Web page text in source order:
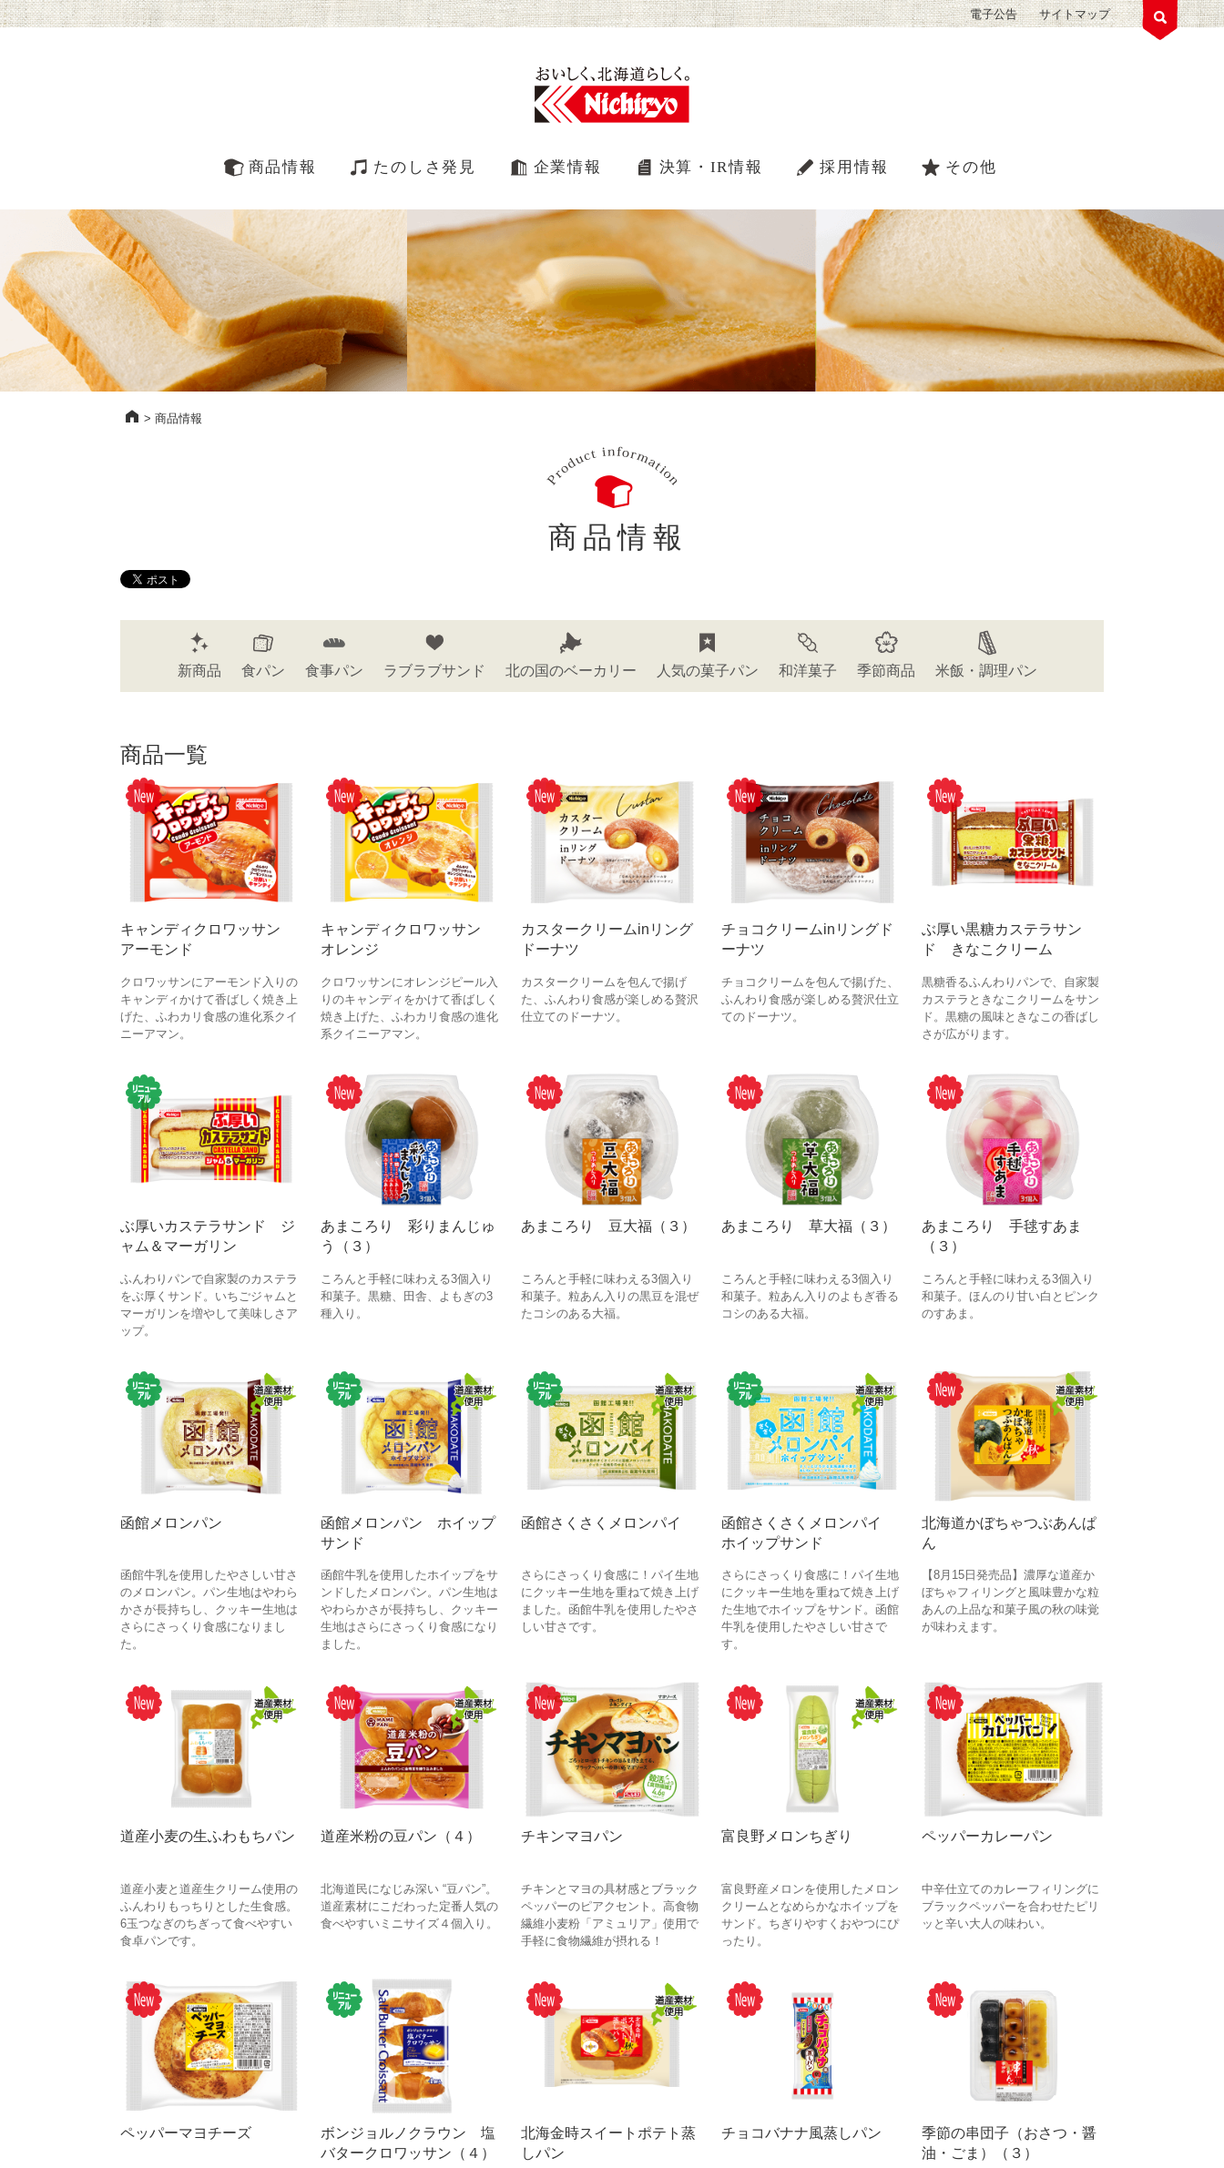
商品情報 たのしさ発見 企業情報 決算・IR情報 採用情報 その他
電子公告 サイトマップ
> 商品情報
商品情報
新商品 食パン 食事パン ラブラブサンド 北の国のベーカリー 人気の菓子パン 和洋菓子 季節商品 米飯・調理パン
商品一覧
キャンディクロワッサン
アーモンド
クロワッサンにアーモンド入りの
キャンディかけて香ばしく焼き上
げた、ふわカリ食感の進化系クイ
ニーアマン。
キャンディクロワッサン
オレンジ
クロワッサンにオレンジピール入
りのキャンディをかけて香ばしく
焼き上げた、ふわカリ食感の進化
系クイニーアマン。
カスタークリームinリング
ドーナツ
カスタークリームを包んで揚げ
た、ふんわり食感が楽しめる贅沢
仕立てのドーナツ。
チョコクリームinリングド
ーナツ
チョコクリームを包んで揚げた、
ふんわり食感が楽しめる贅沢仕立
てのドーナツ。
ぶ厚い黒糖カステラサン
ド きなこクリーム
黒糖香るふんわりパンで、自家製
カステラときなこクリームをサン
ド。黒糖の風味ときなこの香ばし
さが広がります。
ぶ厚いカステラサンド ジ
ャム＆マーガリン
ふんわりパンで自家製のカステラ
をぶ厚くサンド。いちごジャムと
マーガリンを増やして美味しさア
ップ。
あまころり 彩りまんじゅ
う（３）
ころんと手軽に味わえる3個入り
和菓子。黒糖、田舎、よもぎの3
種入り。
あまころり 豆大福（３）
ころんと手軽に味わえる3個入り
和菓子。粒あん入りの黒豆を混ぜ
たコシのある大福。
あまころり 草大福（３）
ころんと手軽に味わえる3個入り
和菓子。粒あん入りのよもぎ香る
コシのある大福。
あまころり 手毬すあま
（３）
ころんと手軽に味わえる3個入り
和菓子。ほんのり甘い白とピンク
のすあま。
函館メロンパン
函館牛乳を使用したやさしい甘さ
のメロンパン。パン生地はやわら
かさが長持ちし、クッキー生地は
さらにさっくり食感になりまし
た。
函館メロンパン ホイップ
サンド
函館牛乳を使用したホイップをサ
ンドしたメロンパン。パン生地は
やわらかさが長持ちし、クッキー
生地はさらにさっくり食感になり
ました。
函館さくさくメロンパイ
さらにさっくり食感に！パイ生地
にクッキー生地を重ねて焼き上げ
ました。函館牛乳を使用したやさ
しい甘さです。
函館さくさくメロンパイ
ホイップサンド
さらにさっくり食感に！パイ生地
にクッキー生地を重ねて焼き上げ
た生地でホイップをサンド。函館
牛乳を使用したやさしい甘さで
す。
北海道かぼちゃつぶあんぱ
ん
【8月15日発売品】濃厚な道産か
ぼちゃフィリングと風味豊かな粒
あんの上品な和菓子風の秋の味覚
が味わえます。
道産小麦の生ふわもちパン
道産小麦と道産生クリーム使用の
ふんわりもっちりとした生食感。
6玉つなぎのちぎって食べやすい
食卓パンです。
道産米粉の豆パン（４）
北海道民になじみ深い “豆パン”。
道産素材にこだわった定番人気の
食べやすいミニサイズ４個入り。
チキンマヨパン
チキンとマヨの具材感とブラック
ペッパーのピアクセント。高食物
繊維小麦粉「アミュリア」使用で
手軽に食物繊維が摂れる！
富良野メロンちぎり
富良野産メロンを使用したメロン
クリームとなめらかなホイップを
サンド。ちぎりやすくおやつにぴ
ったり。
ペッパーカレーパン
中辛仕立てのカレーフィリングに
ブラックペッパーを合わせたピリ
ッと辛い大人の味わい。
ペッパーマヨチーズ
ボンジョルノクラウン 塩
バタークロワッサン（４）
北海金時スイートポテト蒸
しパン
チョコバナナ風蒸しパン
季節の串団子（おさつ・醤
油・ごま）（３）